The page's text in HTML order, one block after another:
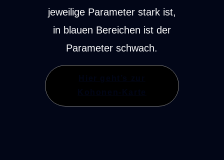
jeweilige Parameter stark ist,
in blauen Bereichen ist der
Parameter schwach.